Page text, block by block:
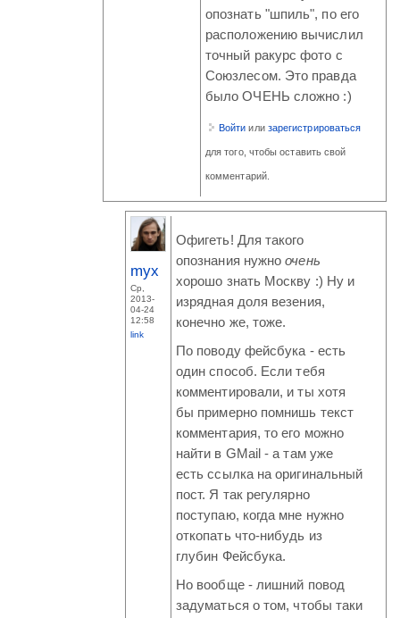
опознать "шпиль", по его
расположению вычислил
точный ракурс фото с
Союзлесом. Это правда
было ОЧЕНЬ сложно :)
Войти или зарегистрироваться
для того, чтобы оставить свой
комментарий.
myx
Ср,
2013-
04-24
12:58
link
Офигеть! Для такого
опознания нужноочень
хорошо знать Москву :) Ну и
изрядная доля везения,
конечно же, тоже.
По поводу фейсбука - есть
один способ. Если тебя
комментировали, и ты хотя
бы примерно помнишь текст
комментария, то его можно
найти в GMail - а там уже
есть ссылка на оригинальный
пост. Я так регулярно
поступаю, когда мне нужно
откопать что-нибудь из
глубин Фейсбука.
Но вообще - лишний повод
задуматься о том, чтобы таки